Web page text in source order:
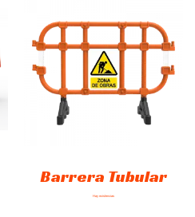
Barrera Tubular
Hay existencias